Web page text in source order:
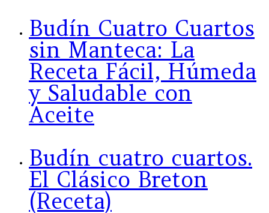
Budín Cuatro Cuartos
sin Manteca: La
Receta Fácil, Húmeda
y Saludable con
Aceite
Budín cuatro cuartos.
El Clásico Breton
(Receta)